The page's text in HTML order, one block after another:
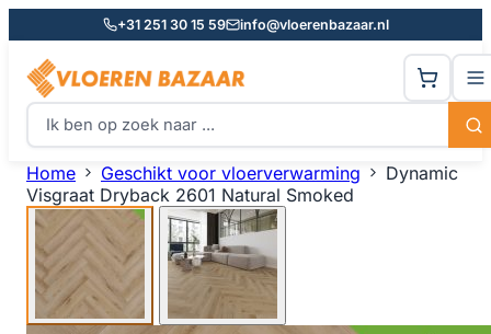
+31 251 30 15 59 info@vloerenbazaar.nl
Home Geschikt voor vloerverwarming
Dynamic
Visgraat Dryback 2601 Natural Smoked